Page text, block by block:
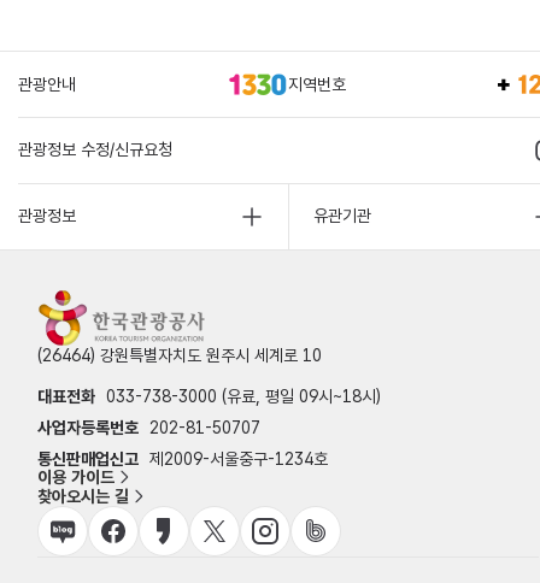
관광안내 지역번호
관광정보 수정/신규요청
관광정보 유관기관
(26464) 강원특별자치도 원주시 세계로 10
대표전화 033-738-3000 (유료, 평일 09시~18시)
사업자등록번호
202-81-50707
통신판매업신고 제2009-서울중구-1234호
이용 가이드
찾아오시는 길